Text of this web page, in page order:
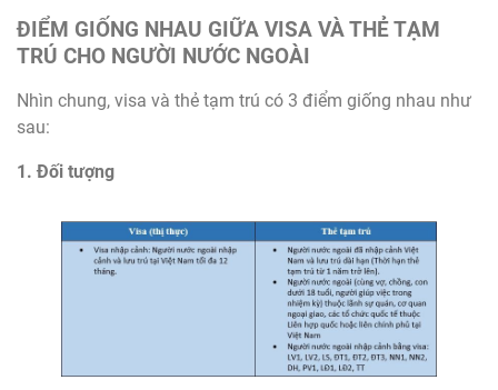
ĐIỂM GIỐNG NHAU GIỮA VISA VÀ THẺ TẠM
TRÚ CHO NGƯỜI NƯỚC NGOÀI
Nhìn chung, visa và thẻ tạm trú có 3 điểm giống nhau như
sau:
1. Đối tượng